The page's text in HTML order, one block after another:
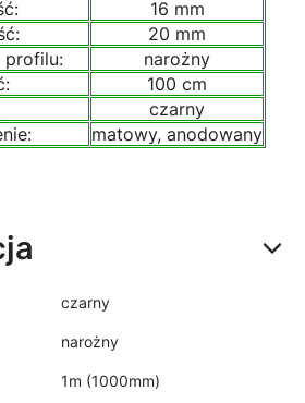
16 mm
20 mm
profilu:
narożny
100 cm
czarny
matowy, anodowany
czarny
narożny
1m (1000mm)